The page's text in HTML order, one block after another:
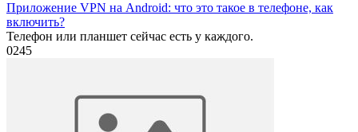
Приложение VPN на Android: что это такое в телефоне, как
включить?
Телефон или планшет сейчас есть у каждого.
0245